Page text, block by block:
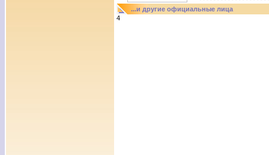
...и другие официальные лица
4